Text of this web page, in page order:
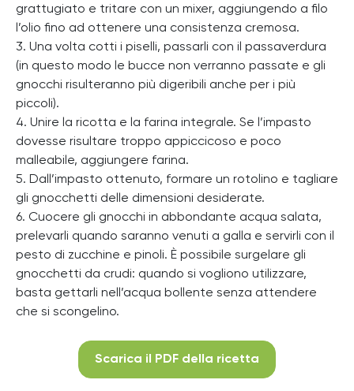
grattugiato e tritare con un mixer, aggiungendo a filo
l’olio fino ad ottenere una consistenza cremosa.
3. Una volta cotti i piselli, passarli con il passaverdura
(in questo modo le bucce non verranno passate e gli
gnocchi risulteranno più digeribili anche per i più
piccoli).
4. Unire la ricotta e la farina integrale. Se l’impasto
dovesse risultare troppo appiccicoso e poco
malleabile, aggiungere farina.
5. Dall’impasto ottenuto, formare un rotolino e tagliare
gli gnocchetti delle dimensioni desiderate.
6. Cuocere gli gnocchi in abbondante acqua salata,
prelevarli quando saranno venuti a galla e servirli con il
pesto di zucchine e pinoli. È possibile surgelare gli
gnocchetti da crudi: quando si vogliono utilizzare,
basta gettarli nell’acqua bollente senza attendere
che si scongelino.
Scarica il PDF della ricetta